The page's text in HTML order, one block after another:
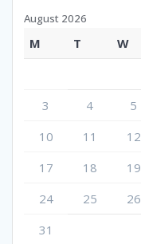
August 2026
M T W
3
4 5
10
11 12
17
18 19
24
25 26
31